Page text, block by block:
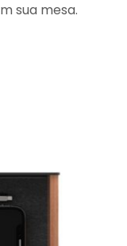
sua mesa.